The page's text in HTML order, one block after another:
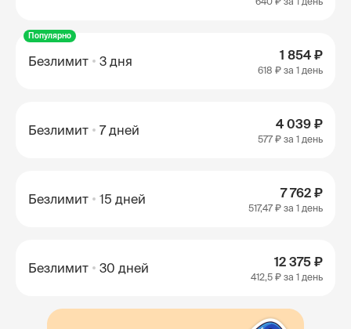
Популярно
Безлимит 3 дня 1 854 ₽
618 ₽ за 1 день
Безлимит 7 дней 4 039 ₽
577 ₽ за 1 день
Безлимит 15 дней 7 762 ₽
517,47 ₽ за 1 день
Безлимит 30 дней 12 375 ₽
412,5 ₽ за 1 день